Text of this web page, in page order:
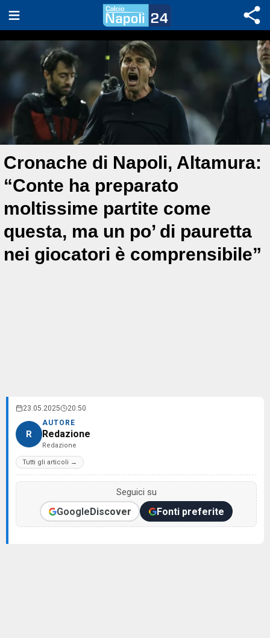
Cronache di Napoli, Altamura:
“Conte ha preparato
moltissime partite come
questa, ma un po’ di pauretta
nei giocatori è comprensibile”
23.05.2025 20:50
R
AUTORE
Redazione
Redazione
Tutti gli articoli →
Seguici su
GoogleDiscover Fonti preferite